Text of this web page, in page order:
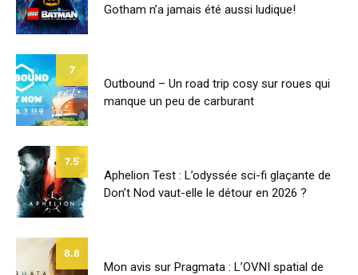
Gotham n’a jamais été aussi ludique!
7
Outbound – Un road trip cosy sur roues qui
manque un peu de carburant
7.5
Aphelion Test : L’odyssée sci-fi glaçante de
Don’t Nod vaut-elle le détour en 2026 ?
8.8
Mon avis sur Pragmata : L’OVNI spatial de